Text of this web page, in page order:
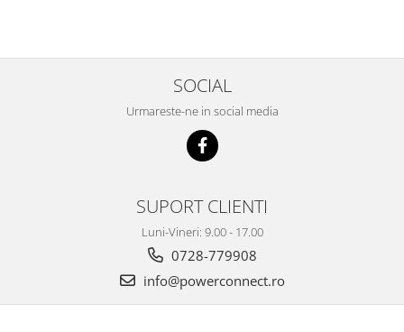
SOCIAL
Urmareste-ne in social media
SUPORT CLIENTI
Luni-Vineri: 9.00 - 17.00
0728-779908
info@powerconnect.ro